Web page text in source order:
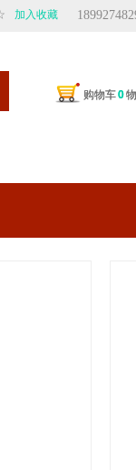
加入收藏
购物车0
购物车0